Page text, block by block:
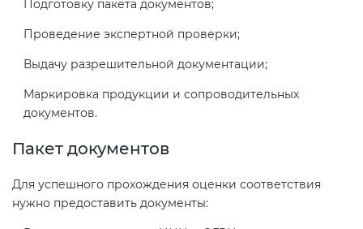
Подготовку пакета документов;
Проведение экспертной проверки;
Выдачу разрешительной документации;
Маркировка продукции и сопроводительных
документов.
Пакет документов
Для успешного прохождения оценки соответствия
нужно предоставить документы:
Сертификация ресурсов
Остальное
БАДы
по схеме 5Д (ТР ТС 010)
Декларирование пищевой
продукции (ТР ТС 021)
Декларирование алкогольной
продукции (ТР ЕАЭС 047)